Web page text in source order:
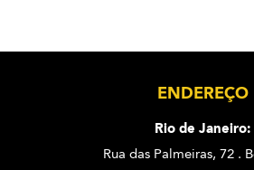
ENDEREÇO
Rio de Janeiro:
Rua das Palmeiras, 72 .